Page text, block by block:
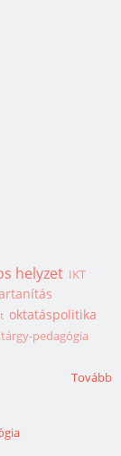
helyzet IKT
oktatáspolitika
pedagógia
Tovább